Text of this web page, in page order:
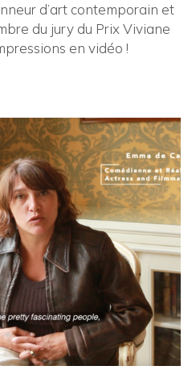
d’art contemporain et
du jury du Prix Viviane
en vidéo !